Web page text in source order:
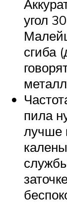
угол
сгиба
пила
лучше